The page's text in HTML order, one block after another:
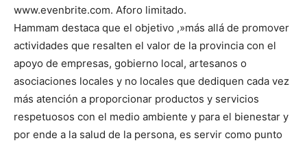
www.evenbrite.com. Aforo limitado.
Hammam destaca que el objetivo ,»más allá de promover
actividades que resalten el valor de la provincia con el
apoyo de empresas, gobierno local, artesanos o
asociaciones locales y no locales que dediquen cada vez
más atención a proporcionar productos y servicios
respetuosos con el medio ambiente y para el bienestar y
por ende a la salud de la persona, es servir como punto